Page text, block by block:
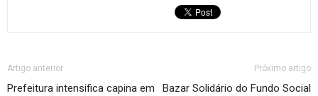
Artigo anterior
Prefeitura intensifica capina em
Próximo artigo
Bazar Solidário do Fundo Social